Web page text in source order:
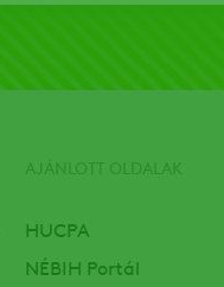
HUCPA
NÉBIH Portál